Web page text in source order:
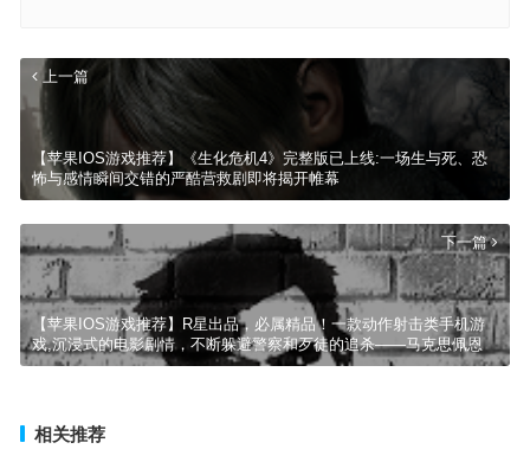
上一篇
【苹果IOS游戏推荐】《生化危机4》完整版已上线:一场生与死、恐
怖与感情瞬间交错的严酷营救剧即将揭开帷幕
下一篇
【苹果IOS游戏推荐】R星出品，必属精品！一款动作射击类手机游
戏,沉浸式的电影剧情，不断躲避警察和歹徒的追杀——马克思佩恩
相关推荐